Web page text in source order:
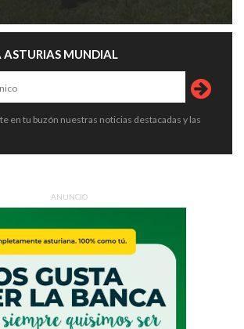
ASTURIAS MUNDIAL
en tu buzón nuestras noticias destacadas y las
ANUNCIO